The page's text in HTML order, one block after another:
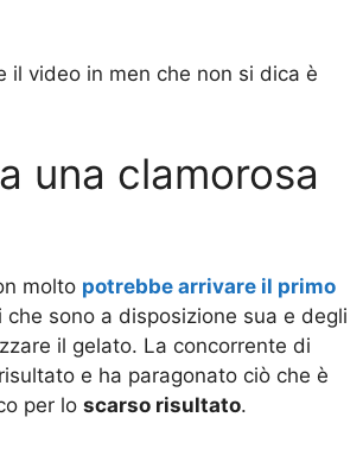
il video in men che non si dica è
una clamorosa
molto potrebbe arrivare il primo
sono a disposizione sua e degli
il gelato. La concorrente di
e ha paragonato ciò che è
per lo scarso risultato.